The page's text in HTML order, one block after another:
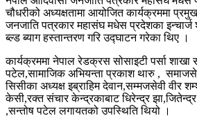
चौधरीको अध्यक्षतामा आयोजित कार्यक्रममा
जनजाति पत्रकार महासंघ मधेस प्रदेशका इन्चार्ज
ब्ल्ड ब्याग हस्तान्तरण गरि उद्घाटन गरेका थिए ।
कार्यक्रममा नेपाल रेडक्रस सोसाइटी पर्सा शाखा
पटेल,सामाजिक अभियन्ता प्रकाश थारु ,
सिसीका अध्यक्ष इब्राहिम देवान,सम्मजसेवी वीर
केसी,रक्त संचार केन्द्रकाबाट धिरेन्द्र
,सन्तोष पटेल लगायतको उपस्थिति थियो ।